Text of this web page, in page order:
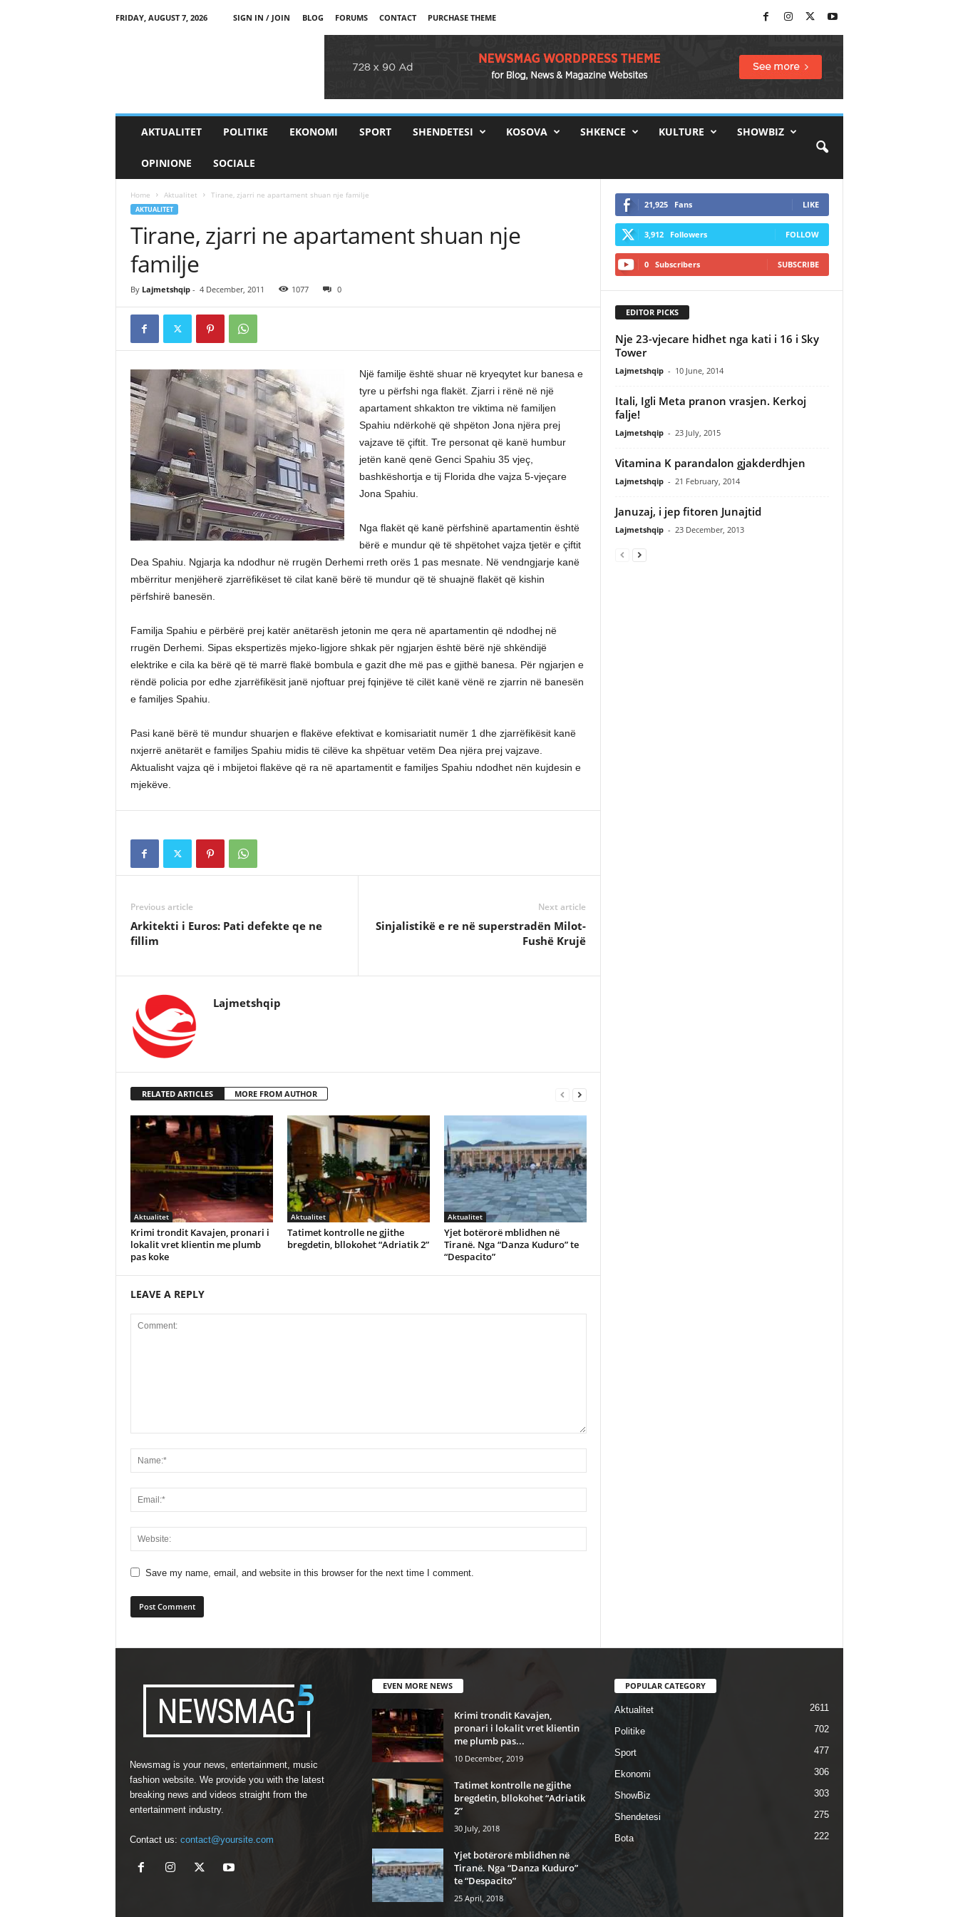
FRIDAY, AUGUST 7, 2026 SIGN IN / JOIN BLOG FORUMS CONTACT PURCHASE THEME
AKTUALITET POLITIKE EKONOMI SPORT SHENDETESI KOSOVA SHKENCE KULTURE SHOWBIZ
OPINIONE SOCIALE
Home Aktualitet Tirane, zjarri ne apartament shuan nje familje
AKTUALITET
Tirane, zjarri ne apartament shuan nje
familje
By Lajmetshqip- 4 December, 2011 1077 0
Një familje është shuar në kryeqytet kur banesa e
tyre u përfshi nga flakët. Zjarri i rënë në një
apartament shkakton tre viktima në familjen
Spahiu ndërkohë që shpëton Jona njëra prej
vajzave të çiftit. Tre personat që kanë humbur
jetën kanë qenë Genci Spahiu 35 vjeç,
bashkëshortja e tij Florida dhe vajza 5-vjeçare
Jona Spahiu.
Nga flakët që kanë përfshinë apartamentin është
bërë e mundur që të shpëtohet vajza tjetër e çiftit
Dea Spahiu. Ngjarja ka ndodhur në rrugën Derhemi rreth orës 1 pas mesnate. Në vendngjarje kanë
mbërritur menjëherë zjarrëfikëset të cilat kanë bërë të mundur që të shuajnë flakët që kishin
përfshirë banesën.
Familja Spahiu e përbërë prej katër anëtarësh jetonin me qera në apartamentin që ndodhej në
rrugën Derhemi. Sipas ekspertizës mjeko-ligjore shkak për ngjarjen është bërë një shkëndijë
elektrike e cila ka bërë që të marrë flakë bombula e gazit dhe më pas e gjithë banesa. Për ngjarjen e
rëndë policia por edhe zjarrëfikësit janë njoftuar prej fqinjëve të cilët kanë vënë re zjarrin në banesën
e familjes Spahiu.
Pasi kanë bërë të mundur shuarjen e flakëve efektivat e komisariatit numër 1 dhe zjarrëfikësit kanë
nxjerrë anëtarët e familjes Spahiu midis të cilëve ka shpëtuar vetëm Dea njëra prej vajzave.
Aktualisht vajza që i mbijetoi flakëve që ra në apartamentit e familjes Spahiu ndodhet nën kujdesin e
mjekëve.
Previous article
Arkitekti i Euros: Pati defekte qe ne
fillim
Next article
Sinjalistikë e re në superstradën Milot-
Fushë Krujë
Lajmetshqip
RELATED ARTICLES MORE FROM AUTHOR
Aktualitet
Krimi trondit Kavajen, pronari i
lokalit vret klientin me plumb
pas koke
Aktualitet
Tatimet kontrolle ne gjithe
bregdetin, bllokohet “Adriatik 2”
Aktualitet
Yjet botërorë mblidhen në
Tiranë. Nga “Danza Kuduro” te
“Despacito”
LEAVE A REPLY
Save my name, email, and website in this browser for the next time I comment.
21,925 Fans LIKE
3,912 Followers FOLLOW
0 Subscribers SUBSCRIBE
EDITOR PICKS
Nje 23-vjecare hidhet nga kati i 16 i Sky
Tower
Lajmetshqip - 10 June, 2014
Itali, Igli Meta pranon vrasjen. Kerkoj
falje!
Lajmetshqip - 23 July, 2015
Vitamina K parandalon gjakderdhjen
Lajmetshqip - 21 February, 2014
Januzaj, i jep fitoren Junajtid
Lajmetshqip - 23 December, 2013
Newsmag is your news, entertainment, music
fashion website. We provide you with the latest
breaking news and videos straight from the
entertainment industry.
Contact us: contact@yoursite.com
EVEN MORE NEWS
Krimi trondit Kavajen,
pronari i lokalit vret klientin
me plumb pas...
10 December, 2019
Tatimet kontrolle ne gjithe
bregdetin, bllokohet “Adriatik
2”
30 July, 2018
Yjet botërorë mblidhen në
Tiranë. Nga “Danza Kuduro”
te “Despacito”
25 April, 2018
POPULAR CATEGORY
Aktualitet 2611
Politike 702
Sport 477
Ekonomi 306
ShowBiz 303
Shendetesi 275
Bota 222